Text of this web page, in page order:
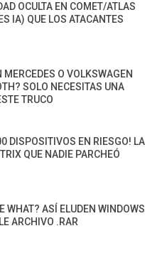
OCULTA EN COMET/ATLAS
IA) QUE LOS ATACANTES
MERCEDES O VOLKSWAGEN
SOLO NECESITAS UNA
TRUCO
DISPOSITIVOS EN RIESGO! LA
QUE NADIE PARCHEÓ
WHAT? ASÍ ELUDEN WINDOWS
ARCHIVO .RAR